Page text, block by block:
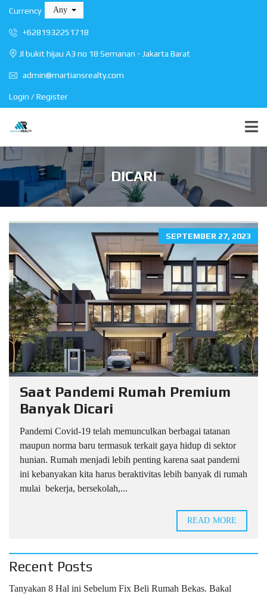
Currency Any
+6281932251718
Jl bukit hijau A3 no 18 Semanan - Jakarta Barat
admin@martiansrealty.com
Login / Register
DICARI
SEPTEMBER 27, 2023
Saat Pandemi Rumah Premium
Banyak Dicari
Pandemi Covid-19 telah memunculkan berbagai tatanan
maupun norma baru termasuk terkait gaya hidup di sektor
hunian. Rumah menjadi lebih penting karena saat pandemi
ini kebanyakan kita harus beraktivitas lebih banyak di rumah
mulai bekerja, bersekolah,...
READ MORE
Recent Posts
Tanyakan 8 Hal ini Sebelum Fix Beli Rumah Bekas. Bakal